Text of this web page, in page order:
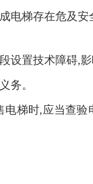
电梯存在危及
设置技术障碍,
务。
电梯时,应当查